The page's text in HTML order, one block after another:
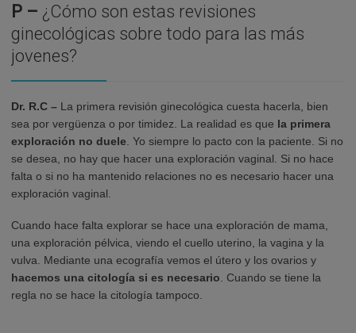
P – ¿Cómo son estas revisiones
ginecológicas sobre todo para las más
jovenes?
Dr. R.C – La primera revisión ginecológica cuesta hacerla, bien
sea por vergüenza o por timidez. La realidad es que la primera
exploración no duele . Yo siempre lo pacto con la paciente. Si no
se desea, no hay que hacer una exploración vaginal. Si no hace
falta o si no ha mantenido relaciones no es necesario hacer una
exploración vaginal.
Cuando hace falta explorar se hace una exploración de mama,
una exploración pélvica, viendo el cuello uterino, la vagina y la
vulva. Mediante una ecografía vemos el útero y los ovarios y
hacemos una citología si es necesario . Cuando se tiene la
regla no se hace la citología tampoco.